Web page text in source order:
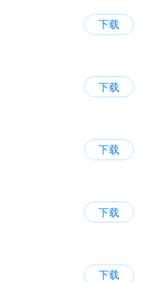
下载
下载
下载
下载
下载